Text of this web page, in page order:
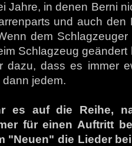
Jahre, in denen Berni
und auch
dem
Schlagzeug
dazu, dass es immer
jedem.
es auf die Reihe,
für einen Auftritt
"Neuen" die Lieder